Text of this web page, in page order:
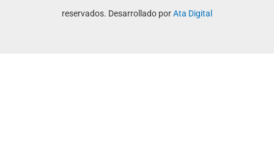
reservados. Desarrollado porAta Digital